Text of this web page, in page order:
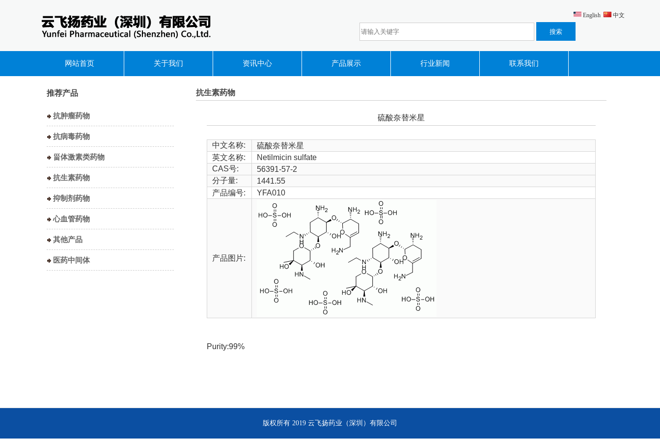
English 中文
网站首页 关于我们 资讯中心 产品展示 行业新闻 联系我们
推荐产品
抗肿瘤药物
抗病毒药物
甾体激素类药物
抗生素药物
抑制剂药物
心血管药物
其他产品
医药中间体
抗生素药物
硫酸奈替米星
中文名称:
硫酸奈替米星
英文名称:
Netilmicin sulfate
CAS号:
56391-57-2
分子量:
1441.55
产品编号:
YFA010
产品图片:
Purity:99%
版权所有 2019 云飞扬药业（深圳）有限公司